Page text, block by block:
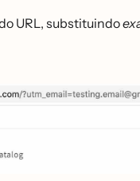
URL, substituindo